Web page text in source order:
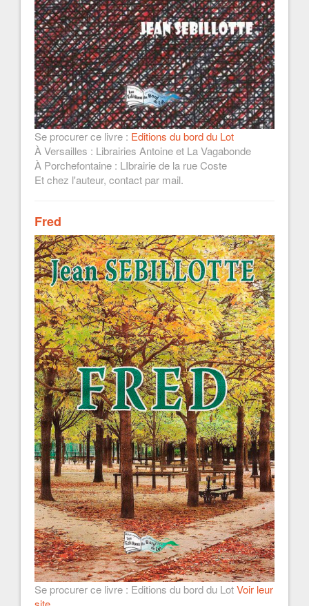
Se procurer ce livre : Editions du bord du Lot
À Versailles : Librairies Antoine et La Vagabonde
À Porchefontaine : LIbrairie de la rue Coste
Et chez l'auteur, contact par mail.
Fred
Se procurer ce livre : Editions du bord du LotVoir leur